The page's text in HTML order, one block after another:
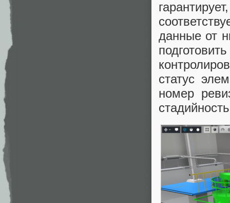
данные от
статус
номер
стадийность